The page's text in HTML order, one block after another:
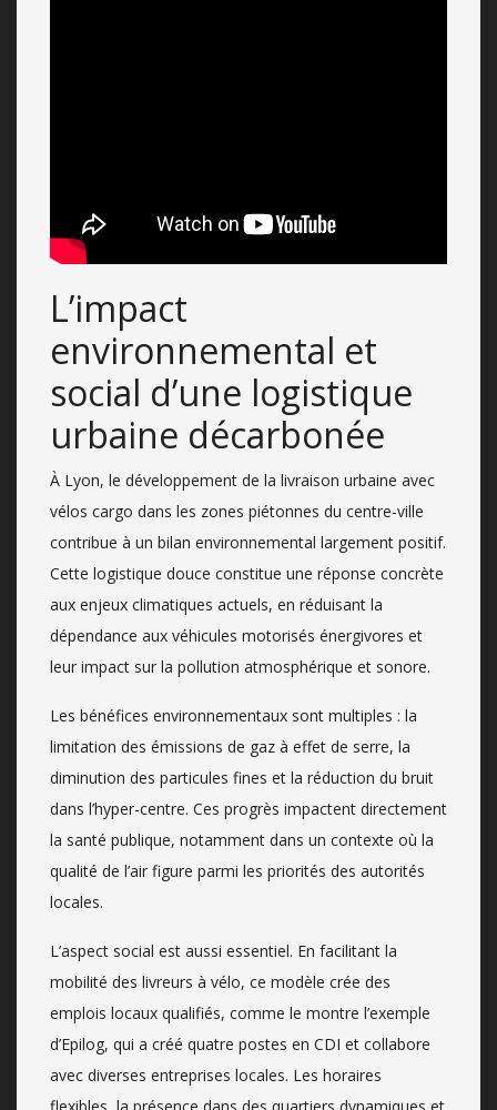
L’impact
environnemental et
social d’une logistique
urbaine décarbonée
À Lyon, le développement de la livraison urbaine avec
vélos cargo dans les zones piétonnes du centre-ville
contribue à un bilan environnemental largement positif.
Cette logistique douce constitue une réponse concrète
aux enjeux climatiques actuels, en réduisant la
dépendance aux véhicules motorisés énergivores et
leur impact sur la pollution atmosphérique et sonore.
Les bénéfices environnementaux sont multiples : la
limitation des émissions de gaz à effet de serre, la
diminution des particules fines et la réduction du bruit
dans l’hyper-centre. Ces progrès impactent directement
la santé publique, notamment dans un contexte où la
qualité de l’air figure parmi les priorités des autorités
locales.
L’aspect social est aussi essentiel. En facilitant la
mobilité des livreurs à vélo, ce modèle crée des
emplois locaux qualifiés, comme le montre l’exemple
d’Epilog, qui a créé quatre postes en CDI et collabore
avec diverses entreprises locales. Les horaires